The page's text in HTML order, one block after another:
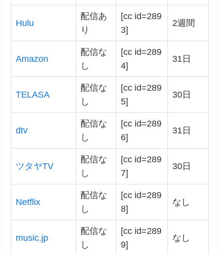
Hulu
配信あ
り
[cc id=289
3]
2週間
Amazon
配信な
し
[cc id=289
4]
31日
TELASA
配信な
し
[cc id=289
5]
30日
dtv
配信な
し
[cc id=289
6]
31日
ツタヤTV
配信な
し
[cc id=289
7]
30日
Netflix
配信な
し
[cc id=289
8]
なし
music.jp
配信な
し
[cc id=289
9]
なし